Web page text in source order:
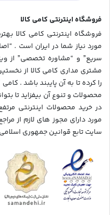
فروشگاه اینترنتی کامی کالا
فروشگاه اینترنتی کامی کالا
مورد نیاز شما در ایران است .
سریع” و “مشاوره تخصصی” از
مشتری مداری کامی کالا از
را کرده تا به آن پایبند باشد .
محصولات و تنوع آن بیفزاید تا
در خرید محصولات اینترنتی
مورد دارای مجوز های لازم از
سایت تابع قوانین جمهوری